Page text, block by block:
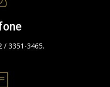
/ 3351-3465.